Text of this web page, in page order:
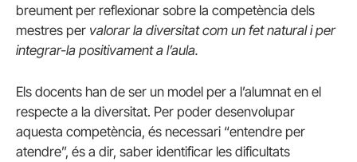
breument per reflexionar sobre la competència dels
mestres per valorar la diversitat com un fet natural i per
integrar-la positivament a l’aula.
Els docents han de ser un model per a l’alumnat en el
respecte a la diversitat. Per poder desenvolupar
aquesta competència, és necessari “entendre per
atendre”, és a dir, saber identificar les dificultats